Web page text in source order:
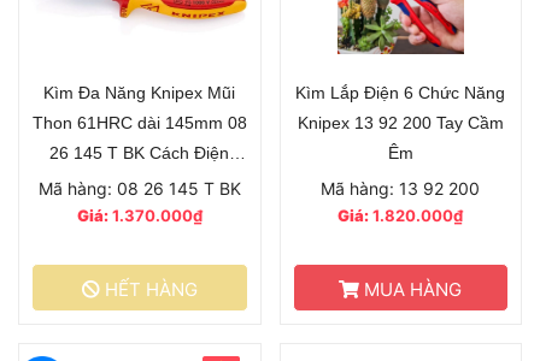
Kìm Đa Năng Knipex Mũi
Thon 61HRC dài 145mm 08
26 145 T BK Cách Điện
VDE 1000V Có Móc Treo
Mã hàng: 08 26 145 T BK
Giá:1.370.000₫
HẾT HÀNG
Kìm Lắp Điện 6 Chức Năng
Knipex 13 92 200 Tay Cầm
Êm
Mã hàng: 13 92 200
Giá:1.820.000₫
MUA HÀNG